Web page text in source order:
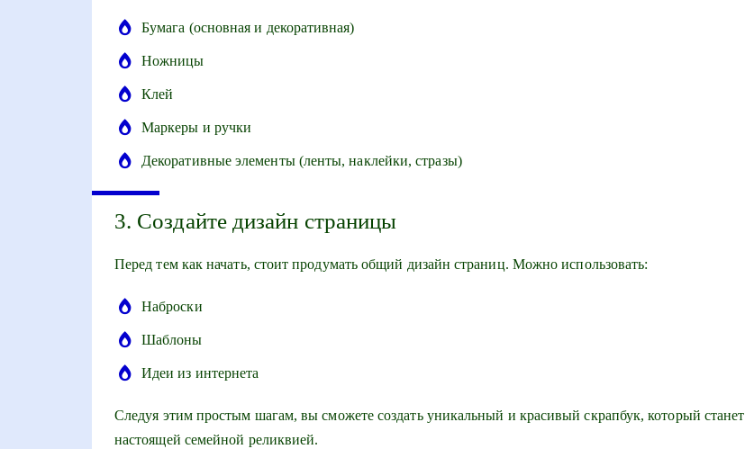
Бумага (основная и декоративная)
Ножницы
Клей
Маркеры и ручки
Декоративные элементы (ленты, наклейки, стразы)
3. Создайте дизайн страницы
Перед тем как начать, стоит продумать общий дизайн страниц. Можно использовать:
Наброски
Шаблоны
Идеи из интернета
Следуя этим простым шагам, вы сможете создать уникальный и красивый скрапбук, который станет
настоящей семейной реликвией.